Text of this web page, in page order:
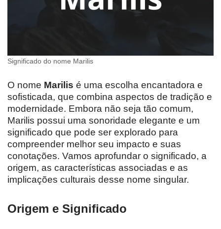
Significado do nome Marilis
O nome Marilis é uma escolha encantadora e
sofisticada, que combina aspectos de tradição e
modernidade. Embora não seja tão comum,
Marilis possui uma sonoridade elegante e um
significado que pode ser explorado para
compreender melhor seu impacto e suas
conotações. Vamos aprofundar o significado, a
origem, as características associadas e as
implicações culturais desse nome singular.
Origem e Significado